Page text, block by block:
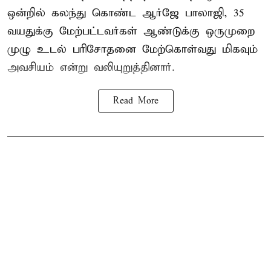
ஒன்றில் கலந்து கொண்ட ஆர்ஜே பாலாஜி, 35
வயதுக்கு மேற்பட்டவர்கள் ஆண்டுக்கு ஒருமுறை
முழு உடல் பரிசோதனை மேற்கொள்வது மிகவும்
அவசியம் என்று வலியுறுத்தினார்.
Read More